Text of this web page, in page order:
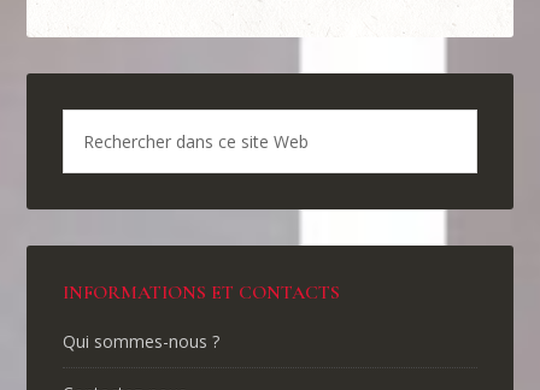
INFORMATIONS ET CONTACTS
Qui sommes-nous ?